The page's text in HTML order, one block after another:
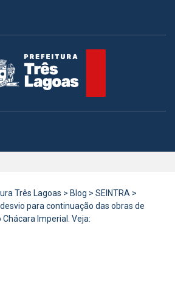
Três Lagoas > Blog > SEINTRA >
para continuação das obras de
Imperial. Veja: